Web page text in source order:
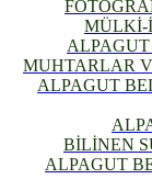
MÜLKİ-
MUHTARLAR
ALPAGUT
BİLİNEN
ALPAGUT